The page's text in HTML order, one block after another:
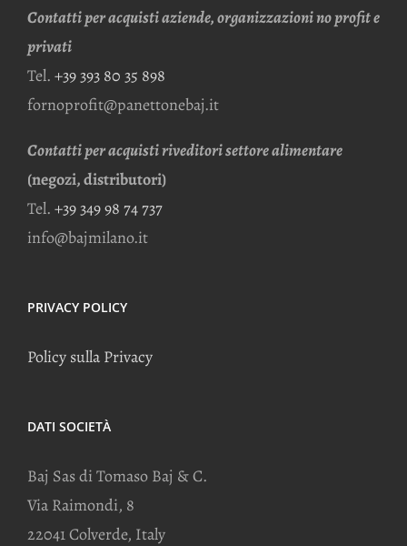
Contatti per acquisti aziende, organizzazioni no profit e
privati
Tel. +39 393 80 35 898
fornoprofit@panettonebaj.it
Contatti per acquisti riveditori settore alimentare
(negozi, distributori)
Tel. +39 349 98 74 737
info@bajmilano.it
PRIVACY POLICY
Policy sulla Privacy
DATI SOCIETÀ
Baj Sas di Tomaso Baj & C.
Via Raimondi, 8
22041 Colverde, Italy